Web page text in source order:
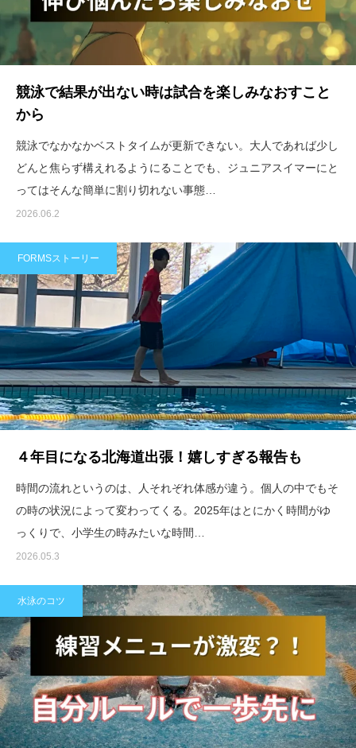
競泳で結果が出ない時は試合を楽しみなおすこと
から
競泳でなかなかベストタイムが更新できない。大人であれば少し
どんと焦らず構えれるようにることでも、ジュニアスイマーにと
ってはそんな簡単に割り切れない事態…
2026.06.2
FORMSストーリー
４年目になる北海道出張！嬉しすぎる報告も
時間の流れというのは、人それぞれ体感が違う。個人の中でもそ
の時の状況によって変わってくる。2025年はとにかく時間がゆ
っくりで、小学生の時みたいな時間…
2026.05.3
水泳のコツ